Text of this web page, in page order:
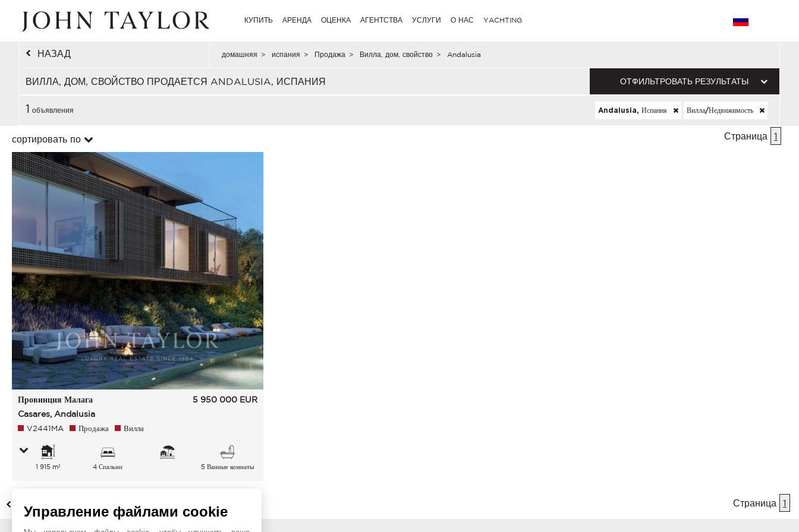
КУПИТЬ АРЕНДА ОЦЕНКА АГЕНТСТВА УСЛУГИ О НАС YACHTING
НАЗАД домашняя > испания > Продажа > Вилла, дом, свойство > Andalusia
ВИЛЛА, ДОМ, СВОЙСТВО ПРОДАЕТСЯ ANDALUSIA, ИСПАНИЯ ОТФИЛЬТРОВАТЬ РЕЗУЛЬТАТЫ
1 объявления Andalusia, Испания Вилла/недвижимость
сортировать по Страница 1
Провинция Малага
Casares, Andalusia
5 950 000 EUR
V2441MA Продажа Вилла
1 915 m² 4 Спальни 5 Ванные комнаты
НАЗАД Страница 1
Управление файлами cookie